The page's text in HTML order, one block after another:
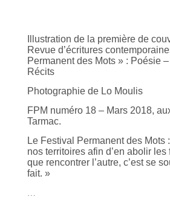
Illustration de la première de
Revue d’écritures
Permanent des Mots » : Poésie
Récits
Photographie de Lo Moulis
FPM numéro 18 – Mars 2018,
Tarmac.
Le Festival Permanent des Mots
nos territoires afin d’en abolir les
que rencontrer l’autre, c’est se
fait. »
…